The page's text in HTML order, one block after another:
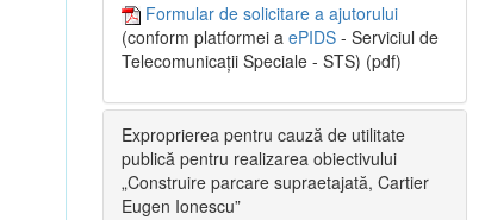
Formular de solicitare a ajutorului
(conform platformei a ePIDS - Serviciul de
Telecomunicații Speciale - STS) (pdf)
Exproprierea pentru cauză de utilitate
publică pentru realizarea obiectivului
„Construire parcare supraetajată, Cartier
Eugen Ionescu”